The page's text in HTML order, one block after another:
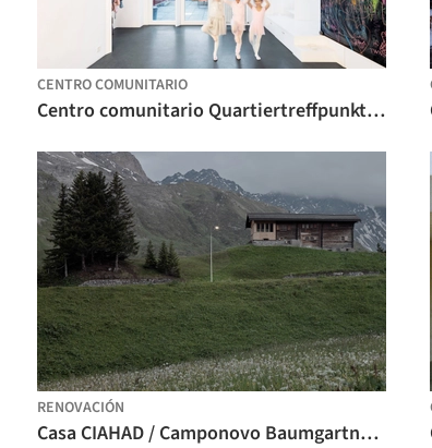
CENTRO COMUNITARIO
Centro comunitario Quartiertreffpunkt / Focketyn Del Rio Studio
RENOVACIÓN
Casa CIAHAD / Camponovo Baumgartner Architekten